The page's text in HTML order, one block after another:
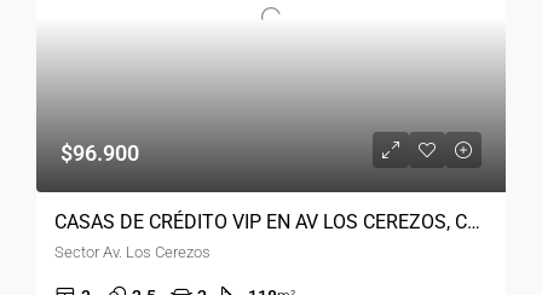
$96.900
CASAS DE CRÉDITO VIP EN AV LOS CEREZOS, CUENCA ECUADOR
Sector Av. Los Cerezos